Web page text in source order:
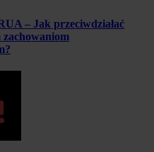
– Jak przeciwdziałać